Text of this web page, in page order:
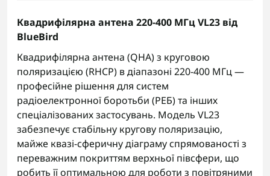
Квадрифілярна антена 220-400 МГц VL23 від
BlueBird
Квадрифілярна антена (QHA) з круговою
поляризацією (RHCP) в діапазоні 220-400 МГц —
професійне рішення для систем
радіоелектронної боротьби (РЕБ) та інших
спеціалізованих застосувань. Модель VL23
забезпечує стабільну кругову поляризацію,
майже квазі-сферичну діаграму спрямованості з
переважним покриттям верхньої півсфери, що
робить її оптимальною для роботи з повітряними